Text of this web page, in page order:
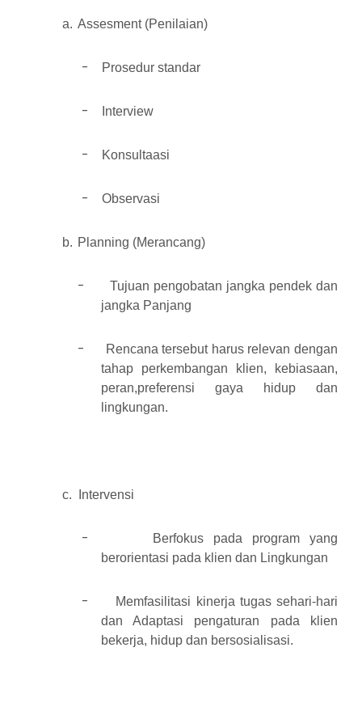
a. Assesment (Penilaian)
- Prosedur standar
- Interview
- Konsultaasi
- Observasi
b. Planning (Merancang)
-
Tujuan pengobatan jangka pendek dan
jangka Panjang
-
Rencana tersebut harus relevan dengan
tahap perkembangan klien, kebiasaan,
peran,preferensi gaya hidup dan
lingkungan.
c. Intervensi
-
Berfokus pada program yang
berorientasi pada klien dan Lingkungan
-
Memfasilitasi kinerja tugas sehari-hari
dan Adaptasi pengaturan pada klien
bekerja, hidup dan bersosialisasi.